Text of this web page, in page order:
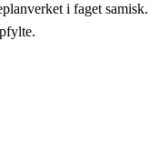
i faget